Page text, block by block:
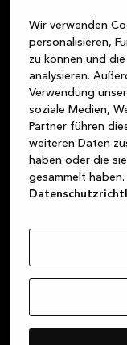
Wir verwenden
personalisieren,
zu können und
analysieren.
Verwendung
soziale Medien,
Partner führen
weiteren Daten
haben oder die
gesammelt